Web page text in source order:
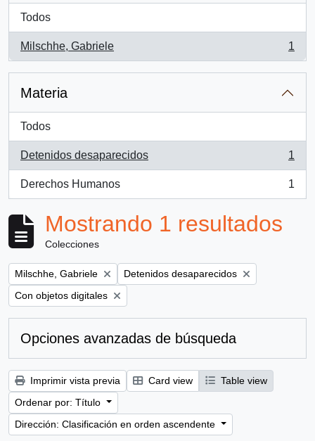
Todos
Milschhe, Gabriele
, 1 resultados
1
Materia
Todos
Detenidos desaparecidos
, 1 resultados
1
Derechos Humanos
, 1 resultados
1
Mostrando 1 resultados
Colecciones
Remove filter:
Milschhe, Gabriele Remove filter:
Detenidos desaparecidos
Remove filter:
Con objetos digitales
Opciones avanzadas de búsqueda
Imprimir vista previa Card view
Table view
Ordenar por: Título
Dirección: Clasificación en orden ascendente